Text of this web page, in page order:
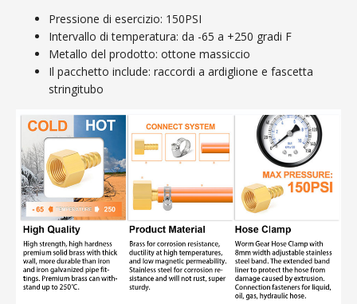
Pressione di esercizio: 150PSI
Intervallo di temperatura: da -65 a +250 gradi F
Metallo del prodotto: ottone massiccio
Il pacchetto include: raccordi a ardiglione e fascetta
stringitubo